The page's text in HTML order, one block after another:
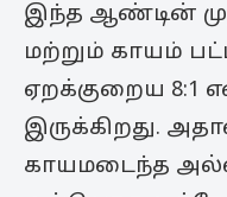
இந்த ஆண்டின்
மற்றும் காயம்
ஏறக்குறைய 8:1
இருக்கிறது.
காயமடைந்த